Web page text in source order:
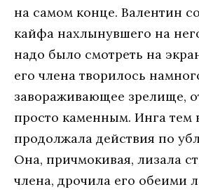
на самом конце. Валентин
кайфа нахлынувшего на
надо было смотреть на
его члена творилось
завораживающее зрелище,
просто каменным. Инга тем
продолжала действия по
Она, причмокивая, лизала
члена, дрочила его обеими